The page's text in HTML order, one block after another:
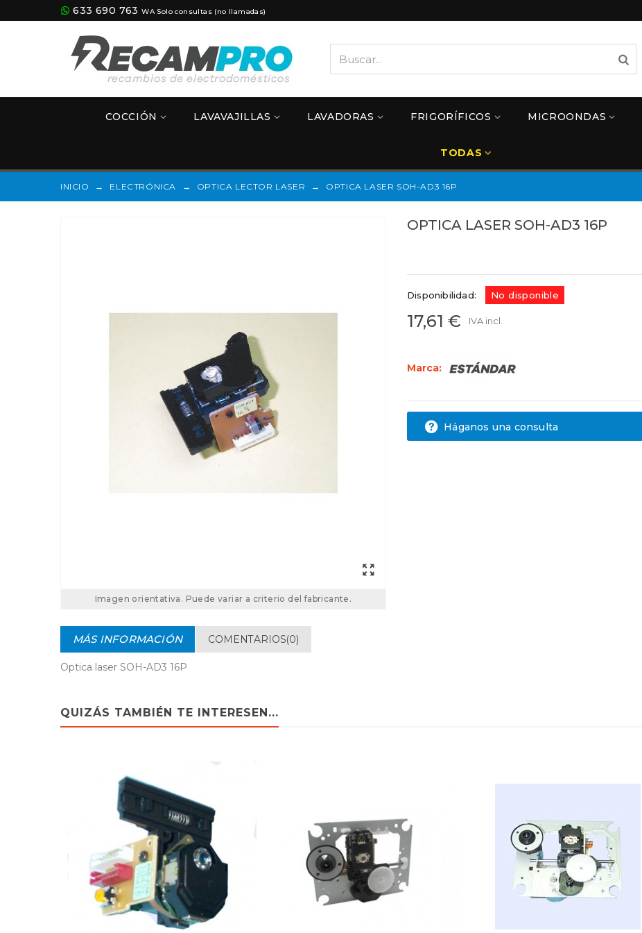
633 690 763 WA Solo consultas (no llamadas)
COCCIÓN LAVAVAJILLAS LAVADORAS FRIGORÍFICOS MICROONDAS
TODAS
INICIO → ELECTRÓNICA → OPTICA LECTOR LASER → OPTICA LASER SOH-AD3 16P
Imagen orientativa. Puede variar a criterio del fabricante.
OPTICA LASER SOH-AD3 16P
Disponibilidad: No disponible
17,61 € IVA incl.
Marca:
Háganos una consulta
MÁS INFORMACIÓN COMENTARIOS(0)
Optica laser SOH-AD3 16P
QUIZÁS TAMBIÉN TE INTERESEN...